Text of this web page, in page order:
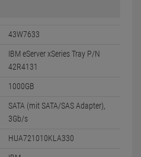
43W7633
IBM eServer xSeries Tray P/N
42R4131
1000GB
SATA (mit SATA/SAS Adapter),
3Gb/s
HUA721010KLA330